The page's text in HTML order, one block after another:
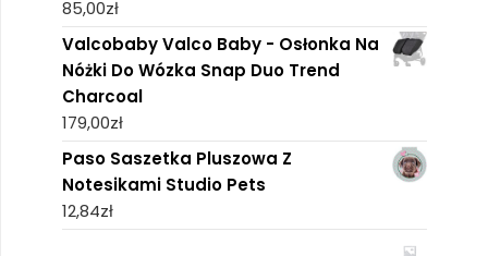
85,00zł
Valcobaby Valco Baby - Osłonka Na
Nóżki Do Wózka Snap Duo Trend
Charcoal
179,00zł
Paso Saszetka Pluszowa Z
Notesikami Studio Pets
12,84zł